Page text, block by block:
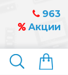
963
Акции
Найти